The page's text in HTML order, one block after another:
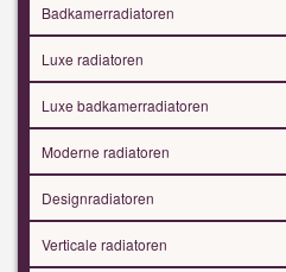
Badkamerradiatoren
Luxe radiatoren
Luxe badkamerradiatoren
Moderne radiatoren
Designradiatoren
Verticale radiatoren